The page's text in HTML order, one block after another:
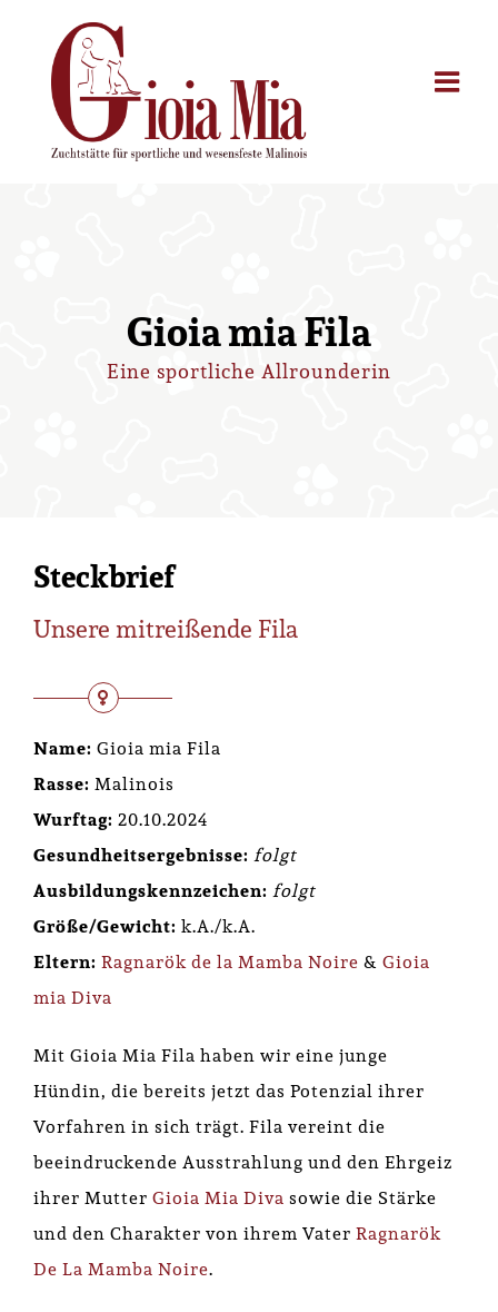
Inhalt
springen
Gioia mia Fila
Eine sportliche Allrounderin
Steckbrief
Unsere mitreißende Fila
Name: Gioia mia Fila
Rasse: Malinois
Wurftag: 20.10.2024
Gesundheitsergebnisse: folgt
Ausbildungskennzeichen: folgt
Größe/Gewicht: k.A./k.A.
Eltern: Ragnarök de la Mamba Noire & Gioia
mia Diva
Mit Gioia Mia Fila haben wir eine junge
Hündin, die bereits jetzt das Potenzial ihrer
Vorfahren in sich trägt. Fila vereint die
beeindruckende Ausstrahlung und den Ehrgeiz
ihrer Mutter Gioia Mia Diva sowie die Stärke
und den Charakter von ihrem Vater Ragnarök
De La Mamba Noire.